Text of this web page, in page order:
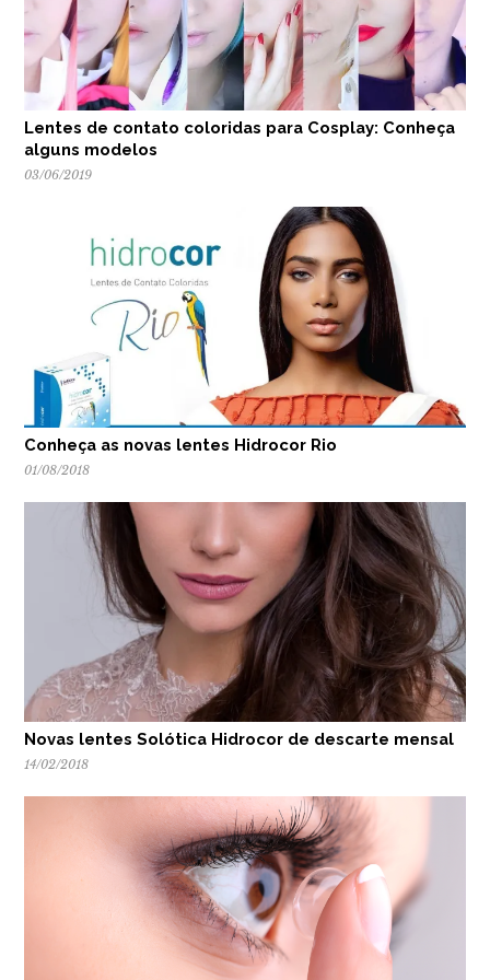
Lentes de contato coloridas para Cosplay: Conheça
alguns modelos
03/06/2019
Conheça as novas lentes Hidrocor Rio
01/08/2018
Novas lentes Solótica Hidrocor de descarte mensal
14/02/2018